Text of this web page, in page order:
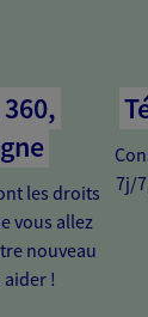
les droits
vous allez
nouveau
!
7j/